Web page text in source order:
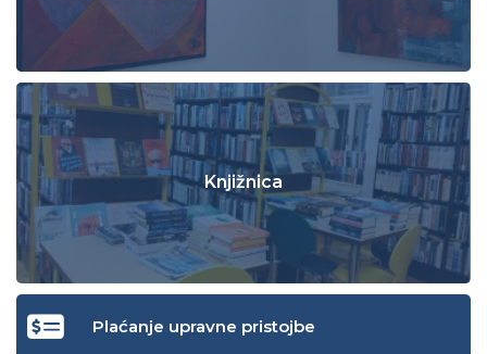
Knjižnica
Plaćanje upravne pristojbe